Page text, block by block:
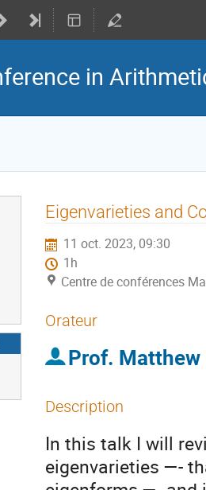
in
Eigenvarieties and
11 oct. 2023, 09:30
1h
Centre de conférences
Orateur
Prof.
Description
In this talk I will
eigenvarieties —-